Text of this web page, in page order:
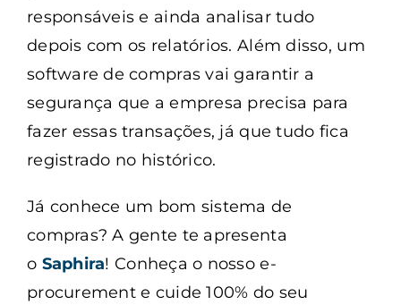
responsáveis e ainda analisar tudo
depois com os relatórios. Além disso, um
software de compras vai garantir a
segurança que a empresa precisa para
fazer essas transações, já que tudo fica
registrado no histórico.
Já conhece um bom sistema de
compras? A gente te apresenta
o Saphira! Conheça o nosso e-
procurement e cuide 100% do seu